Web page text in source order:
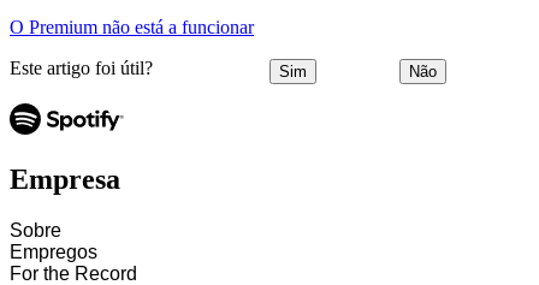
O Premium não está a funcionar
Este artigo foi útil? Sim Não
Empresa
Sobre
Empregos
For the Record